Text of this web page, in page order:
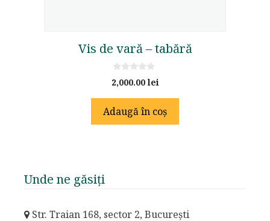
Vis de vară – tabără
0
o
o
f
5
2,000.00lei
Adaugă în coș
Unde ne găsiți
Str. Traian 168, sector 2, București